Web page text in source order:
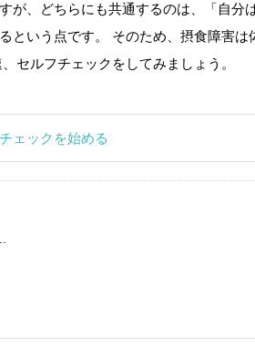
、どちらにも共通するのは、「自分
いう点です。 そのため、摂食障害は
セルフチェックをしてみましょう。
ェックを始める